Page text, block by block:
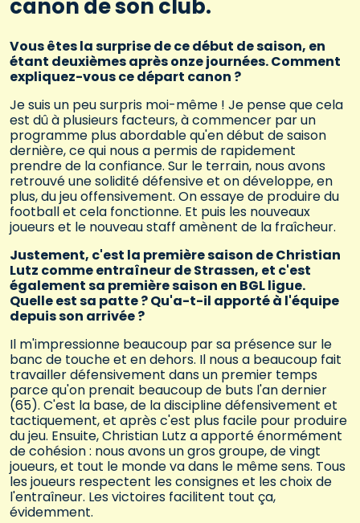
canon de son club.
Vous êtes la surprise de ce début de saison, en
étant deuxièmes après onze journées. Comment
expliquez-vous ce départ canon ?
Je suis un peu surpris moi-même ! Je pense que cela
est dû à plusieurs facteurs, à commencer par un
programme plus abordable qu'en début de saison
dernière, ce qui nous a permis de rapidement
prendre de la confiance. Sur le terrain, nous avons
retrouvé une solidité défensive et on développe, en
plus, du jeu offensivement. On essaye de produire du
football et cela fonctionne. Et puis les nouveaux
joueurs et le nouveau staff amènent de la fraîcheur.
Justement, c'est la première saison de Christian
Lutz comme entraîneur de Strassen, et c'est
également sa première saison en BGL ligue.
Quelle est sa patte ? Qu'a-t-il apporté à l'équipe
depuis son arrivée ?
Il m'impressionne beaucoup par sa présence sur le
banc de touche et en dehors. Il nous a beaucoup fait
travailler défensivement dans un premier temps
parce qu'on prenait beaucoup de buts l'an dernier
(65). C'est la base, de la discipline défensivement et
tactiquement, et après c'est plus facile pour produire
du jeu. Ensuite, Christian Lutz a apporté énormément
de cohésion : nous avons un gros groupe, de vingt
joueurs, et tout le monde va dans le même sens. Tous
les joueurs respectent les consignes et les choix de
l'entraîneur. Les victoires facilitent tout ça,
évidemment.